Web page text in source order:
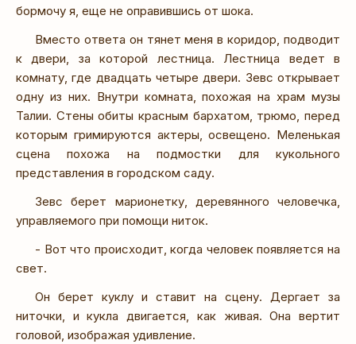
бормочу я, еще не оправившись от шока.
Вместо ответа он тянет меня в коридор, подводит
к двери, за которой лестница. Лестница ведет в
комнату, где двадцать четыре двери. Зевс открывает
одну из них. Внутри комната, похожая на храм музы
Талии. Стены обиты красным бархатом, трюмо, перед
которым гримируются актеры, освещено. Меленькая
сцена похожа на подмостки для кукольного
представления в городском саду.
Зевс берет марионетку, деревянного человечка,
управляемого при помощи ниток.
- Вот что происходит, когда человек появляется на
свет.
Он берет куклу и ставит на сцену. Дергает за
ниточки, и кукла двигается, как живая. Она вертит
головой, изображая удивление.